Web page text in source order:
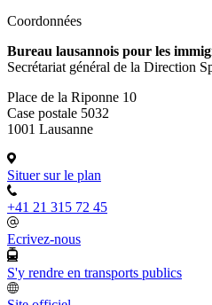
Coordonnées
Bureau lausannois pour les
Secrétariat général de la Direction
Place de la Riponne 10
Case postale 5032
1001 Lausanne
Situer sur le plan
+41 21 315 72 45
Ecrivez-nous
S'y rendre en transports publics